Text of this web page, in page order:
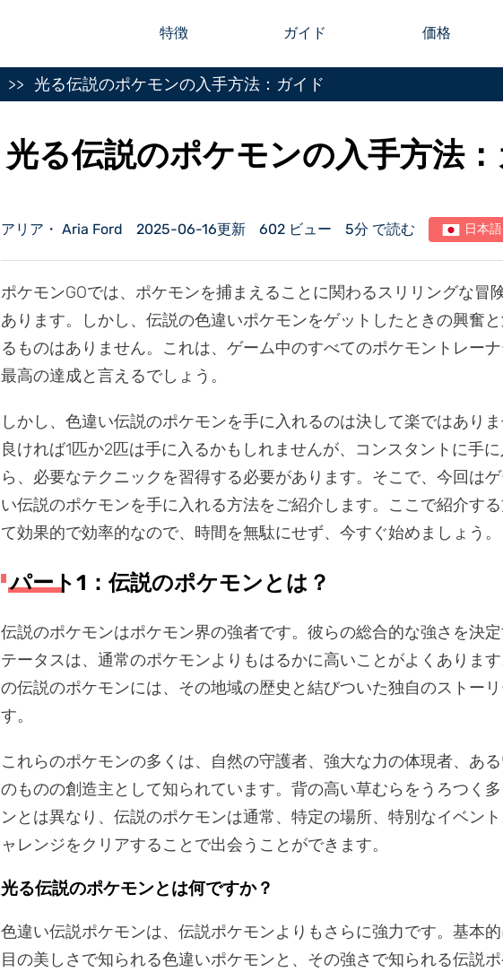
特徴 ガイド 価格
光る伝説のポケモンの入手方法：ガイド
光る伝説のポケモンの入手方法
アリア・ Aria Ford 2025-06-16更新 602 ビュー 5分 で読む 日本語
ポケモンGOでは、ポケモンを捕まえることに関わるスリリングな冒
あります。しかし、伝説の色違いポケモンをゲットしたときの興奮
るものはありません。これは、ゲーム中のすべてのポケモントレー
最高の達成と言えるでしょう。
しかし、色違い伝説のポケモンを手に入れるのは決して楽ではあり
良ければ1匹か2匹は手に入るかもしれませんが、コンスタントに手
ら、必要なテクニックを習得する必要があります。そこで、今回は
い伝説のポケモンを手に入れる方法をご紹介します。ここで紹介す
て効果的で効率的なので、時間を無駄にせず、今すぐ始めましょう。
パート1：伝説のポケモンとは？
伝説のポケモンはポケモン界の強者です。彼らの総合的な強さを決
テータスは、通常のポケモンよりもはるかに高いことがよくありま
の伝説のポケモンには、その地域の歴史と結びついた独自のストー
す。
これらのポケモンの多くは、自然の守護者、強大な力の体現者、あ
のものの創造主として知られています。背の高い草むらをうろつく
ンとは異なり、伝説のポケモンは通常、特定の場所、特別なイベン
ャレンジをクリアすることで出会うことができます。
光る伝説のポケモンとは何ですか？
色違い伝説ポケモンは、伝説ポケモンよりもさらに強力です。基本
目の美しさで知られる色違いポケモンと、その強さで知られる伝説